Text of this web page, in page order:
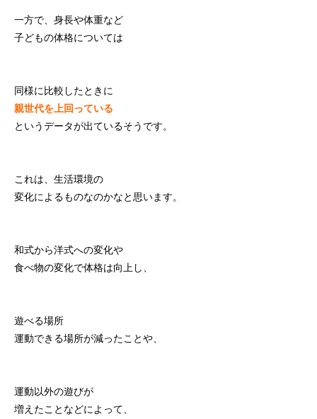
一方で、身長や体重など
子どもの体格については
同様に比較したときに
親世代を上回っている
というデータが出ているそうです。
これは、生活環境の
変化によるものなのかなと思います。
和式から洋式への変化や
食べ物の変化で体格は向上し、
遊べる場所
運動できる場所が減ったことや、
運動以外の遊びが
増えたことなどによって、